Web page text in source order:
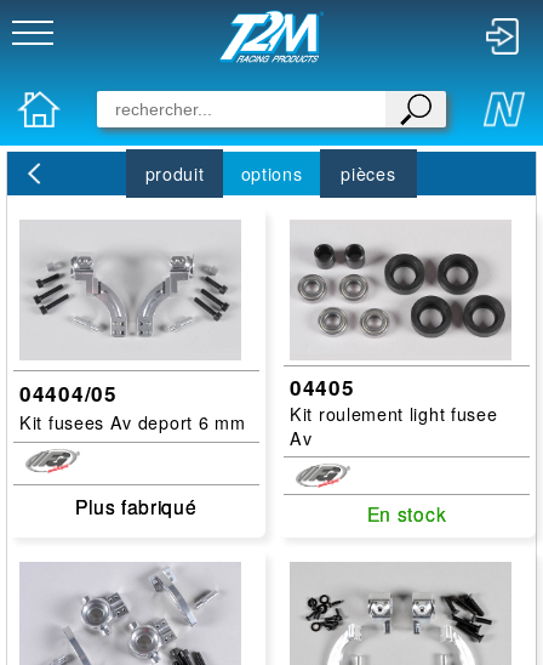
produit options pièces
04404/05
Kit fusees Av deport 6 mm
Plus fabriqué
Plus fabriqué
04405
Kit roulement light fusee
Av
En stock
En stock